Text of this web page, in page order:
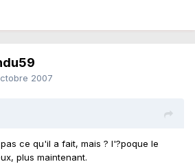
2007
ce qu'il a fait, mais ? l'?poque le
plus maintenant.